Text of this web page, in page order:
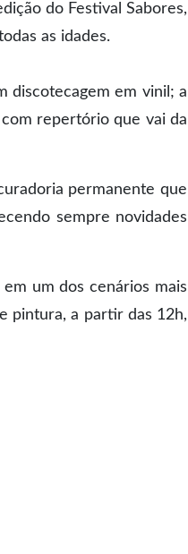
do Festival Sabores,
as idades.
discotecagem em vinil; a
repertório que vai da
permanente que
sempre novidades
um dos cenários mais
pintura, a partir das 12h,